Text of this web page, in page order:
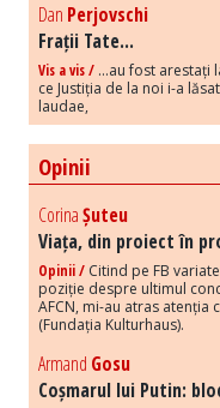
Dan Perjovschi
Frații Tate...
Vis a vis / ...au fost arestați
ce Justiția de la noi i-a
laudae,
Opinii
CorinaȘuteu
Viața, din proiect în
Opinii / Citind pe FB
poziție despre ultimul
AFCN, mi-au atras atenția
(Fundația Kulturhaus).
Armand Gosu
Coșmarul lui Putin: